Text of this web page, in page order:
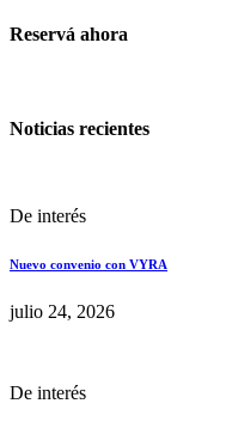
Reservá ahora
Noticias recientes
De interés
Nuevo convenio con VYRA
julio 24, 2026
De interés